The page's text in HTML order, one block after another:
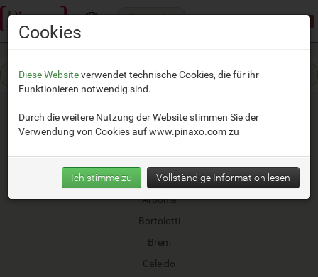
Kategorien
AMG
Antrax
Arbonia
Bortolotti
Brem
Caleido
Cookies
Diese Websiteverwendet technische Cookies, die für ihr
Funktionieren notwendig sind.
Durch die weitere Nutzung der Website stimmen Sie der
Verwendung von Cookies aufwww.pinaxo.comzu
Ich stimme zu Vollständige Information lesen